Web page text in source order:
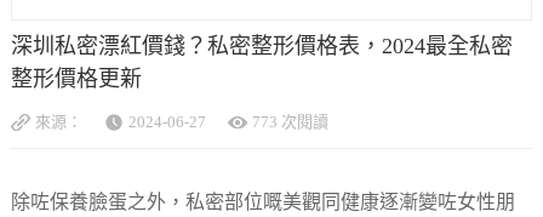
深圳私密漂紅價錢？私密整形價格表，2024最全私密
整形價格更新
來源： 2024-06-27 773 次閱讀
除咗保養臉蛋之外，私密部位嘅美觀同健康逐漸變咗女性朋